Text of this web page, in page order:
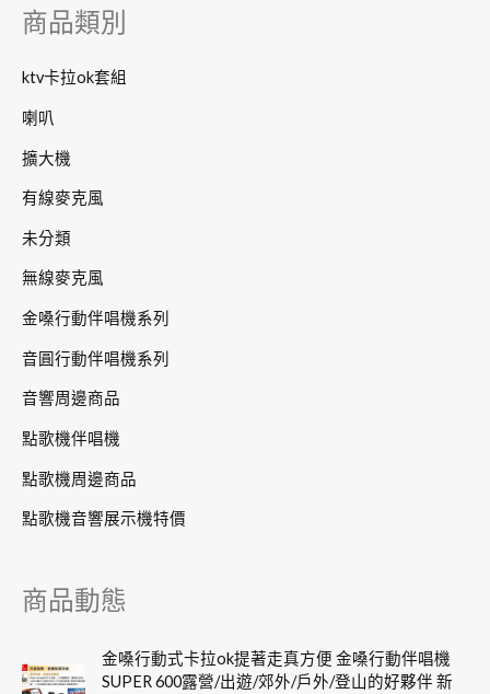
商品類別
ktv卡拉ok套組
喇叭
擴大機
有線麥克風
未分類
無線麥克風
金嗓行動伴唱機系列
音圓行動伴唱機系列
音響周邊商品
點歌機伴唱機
點歌機周邊商品
點歌機音響展示機特價
商品動態
金嗓行動式卡拉ok提著走真方便 金嗓行動伴唱機
SUPER 600露營/出遊/郊外/戶外/登山的好夥伴 新